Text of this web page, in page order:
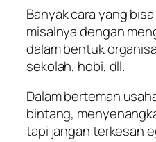
Banyak cara yang
misalnya dengan
dalam bentuk
sekolah, hobi, dll.
Dalam berteman
bintang,
tapi jangan terkesan